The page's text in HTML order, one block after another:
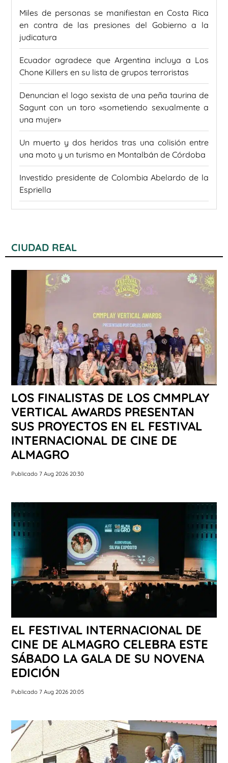
Miles de personas se manifiestan en Costa Rica
en contra de las presiones del Gobierno a la
judicatura
Ecuador agradece que Argentina incluya a Los
Chone Killers en su lista de grupos terroristas
Denuncian el logo sexista de una peña taurina de
Sagunt con un toro «sometiendo sexualmente a
una mujer»
Un muerto y dos heridos tras una colisión entre
una moto y un turismo en Montalbán de Córdoba
Investido presidente de Colombia Abelardo de la
Espriella
CIUDAD REAL
LOS FINALISTAS DE LOS CMMPLAY
VERTICAL AWARDS PRESENTAN
SUS PROYECTOS EN EL FESTIVAL
INTERNACIONAL DE CINE DE
ALMAGRO
Publicado 7 Aug 2026 20:30
EL FESTIVAL INTERNACIONAL DE
CINE DE ALMAGRO CELEBRA ESTE
SÁBADO LA GALA DE SU NOVENA
EDICIÓN
Publicado 7 Aug 2026 20:05